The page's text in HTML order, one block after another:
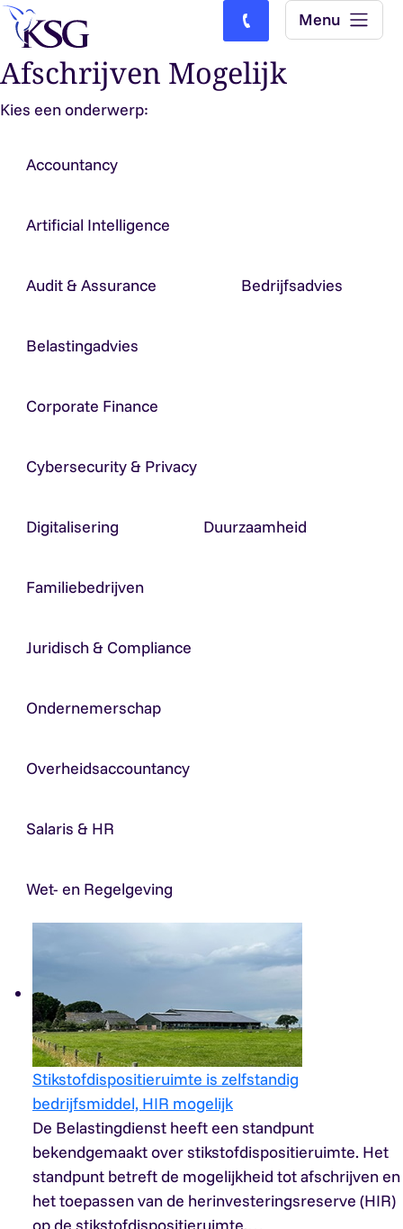
Skip to content
Bel ons: (0)77-4740000
Menu
Afschrijven Mogelijk
Kies een onderwerp:
Accountancy
Artificial Intelligence
Audit & Assurance Bedrijfsadvies
Belastingadvies
Corporate Finance
Cybersecurity & Privacy
Digitalisering Duurzaamheid
Familiebedrijven
Juridisch & Compliance
Ondernemerschap
Overheidsaccountancy
Salaris & HR
Wet- en Regelgeving
Stikstofdispositieruimte is zelfstandig
bedrijfsmiddel, HIR mogelijk
De Belastingdienst heeft een standpunt
bekendgemaakt over stikstofdispositieruimte. Het
standpunt betreft de mogelijkheid tot afschrijven en
het toepassen van de herinvesteringsreserve (HIR)